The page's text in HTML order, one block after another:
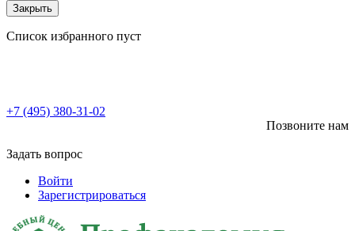
Закрыть
Список избранного пуст
+7 (495) 380-31-02
Позвоните нам
Задать вопрос
Войти
Зарегистрироваться